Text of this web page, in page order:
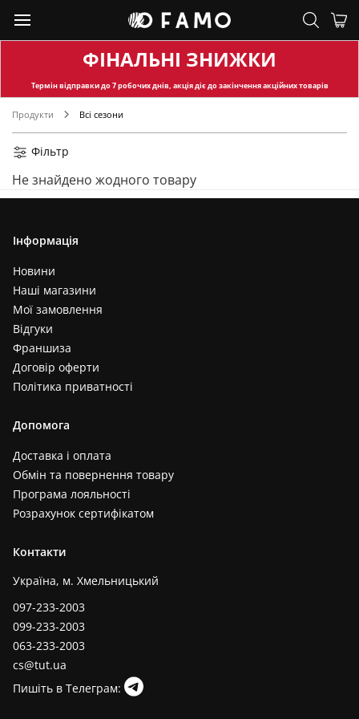
ФІНАЛЬНІ ЗНИЖКИ
Термін відправкидо 7 робочих днів, акція діє до закінчення акційних товарів
Продукти Всі сезони
Фільтр
Не знайдено жодного товару
Інформація
Новини
Наші магазини
Мої замовлення
Відгуки
Франшиза
Договір оферти
Політика приватності
Допомога
Доставка і оплата
Обмін та повернення товару
Програма лояльності
Розрахунок сертифікатом
Контакти
Україна, м. Хмельницький
097-233-2003
099-233-2003
063-233-2003
cs@tut.ua
Пишіть в Телеграм: